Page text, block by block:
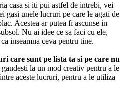
casa si iti pui astfel de intrebi, vei
gasi unele lucruri pe care le agati de
Acestea ar putea fi ascunse in
Nu ai idee ce sa faci cu ele,
inseamna ceva pentru tine.
care sunt pe lista ta si pe care nu
gandesti la un mod creativ pentru a le
aceste lucruri, pentru a le utiliza